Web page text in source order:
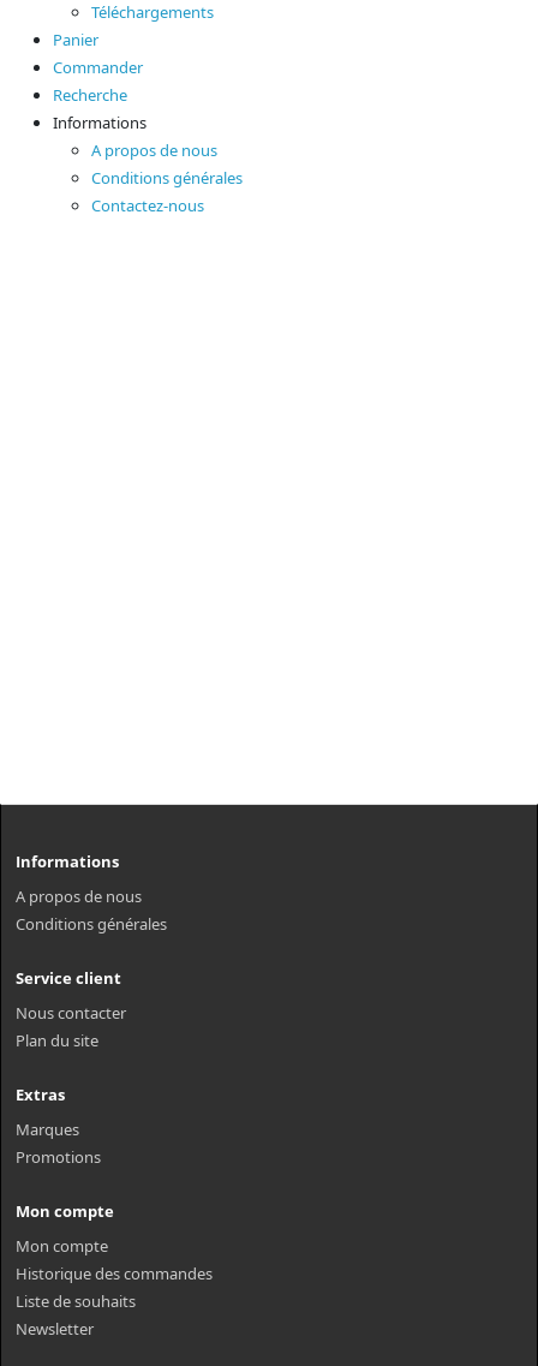
Téléchargements
Panier
Commander
Recherche
Informations
A propos de nous
Conditions générales
Contactez-nous
Informations
A propos de nous
Conditions générales
Service client
Nous contacter
Plan du site
Extras
Marques
Promotions
Mon compte
Mon compte
Historique des commandes
Liste de souhaits
Newsletter